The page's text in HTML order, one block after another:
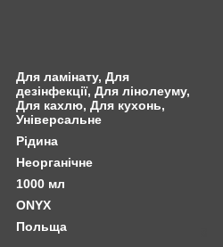
Для ламінату, Для
дезінфекції, Для лінолеуму,
Для кахлю, Для кухонь,
Універсальне
Рідина
Неорганічне
1000 мл
ONYX
Польща